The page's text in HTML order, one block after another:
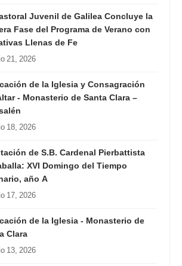
Juvenil de Galilea Concluye la
Fase del Programa de Verano con
Llenas de Fe
21, 2026
de la Iglesia y Consagración
- Monasterio de Santa Clara –
18, 2026
de S.B. Cardenal Pierbattista
XVI Domingo del Tiempo
año A
17, 2026
de la Iglesia - Monasterio de
Clara
13, 2026